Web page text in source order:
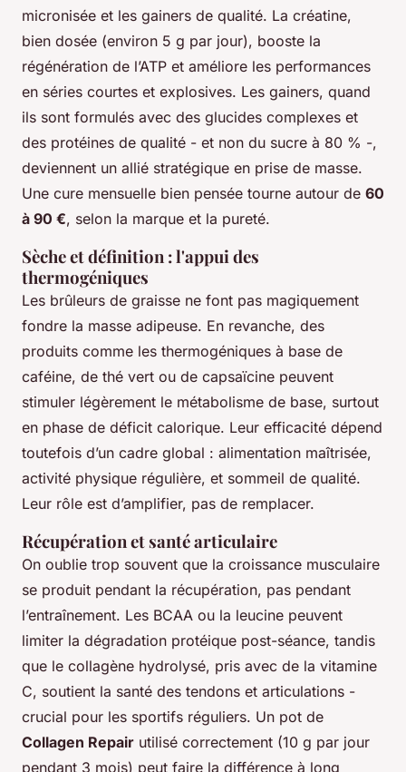
micronisée et les gainers de qualité. La créatine,
bien dosée (environ 5 g par jour), booste la
régénération de l’ATP et améliore les performances
en séries courtes et explosives. Les gainers, quand
ils sont formulés avec des glucides complexes et
des protéines de qualité - et non du sucre à 80 % -,
deviennent un allié stratégique en prise de masse.
Une cure mensuelle bien pensée tourne autour de 60
à 90 €, selon la marque et la pureté.
Sèche et définition : l'appui des
thermogéniques
Les brûleurs de graisse ne font pas magiquement
fondre la masse adipeuse. En revanche, des
produits comme les thermogéniques à base de
caféine, de thé vert ou de capsaïcine peuvent
stimuler légèrement le métabolisme de base, surtout
en phase de déficit calorique. Leur efficacité dépend
toutefois d’un cadre global : alimentation maîtrisée,
activité physique régulière, et sommeil de qualité.
Leur rôle est d’amplifier, pas de remplacer.
Récupération et santé articulaire
On oublie trop souvent que la croissance musculaire
se produit pendant la récupération, pas pendant
l’entraînement. Les BCAA ou la leucine peuvent
limiter la dégradation protéique post-séance, tandis
que le collagène hydrolysé, pris avec de la vitamine
C, soutient la santé des tendons et articulations -
crucial pour les sportifs réguliers. Un pot de
Collagen Repair utilisé correctement (10 g par jour
pendant 3 mois) peut faire la différence à long